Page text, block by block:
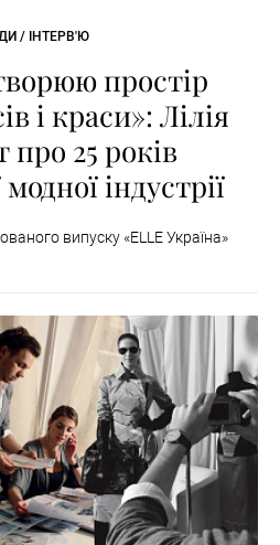
/ ІНТЕРВ'Ю
простір
і краси»: Лілія
про 25 років
індустрії
випуску «ELLE Україна»